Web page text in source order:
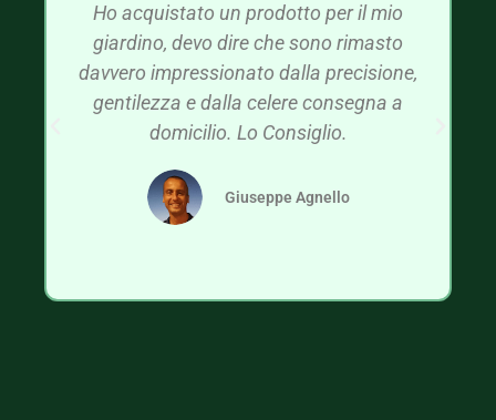
Ho acquistato un prodotto per il mio
giardino, devo dire che sono rimasto
davvero impressionato dalla precisione,
gentilezza e dalla celere consegna a
domicilio. Lo Consiglio.
Giuseppe Agnello